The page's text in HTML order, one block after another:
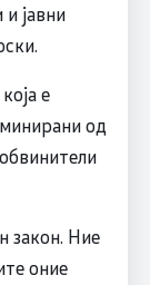
јавни
е
од
закон. Ние
оние